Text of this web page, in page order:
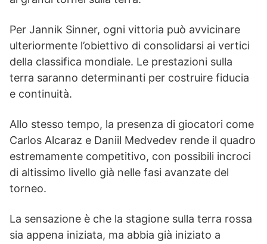
Per Jannik Sinner, ogni vittoria può avvicinare
ulteriormente l’obiettivo di consolidarsi ai vertici
della classifica mondiale. Le prestazioni sulla
terra saranno determinanti per costruire fiducia
e continuità.
Allo stesso tempo, la presenza di giocatori come
Carlos Alcaraz e Daniil Medvedev rende il quadro
estremamente competitivo, con possibili incroci
di altissimo livello già nelle fasi avanzate del
torneo.
La sensazione è che la stagione sulla terra rossa
sia appena iniziata, ma abbia già iniziato a